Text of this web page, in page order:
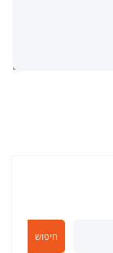
חיפוש